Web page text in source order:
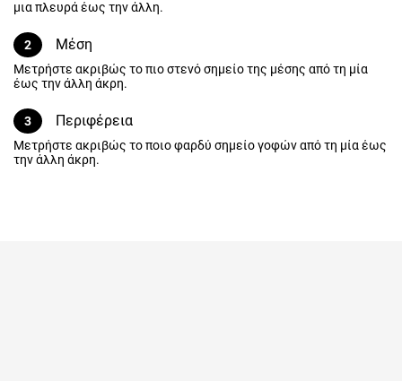
μια πλευρά έως την άλλη.
2 Μέση
Μετρήστε ακριβώς το πιο στενό σημείο της μέσης από τη μία
έως την άλλη άκρη.
3 Περιφέρεια
Μετρήστε ακριβώς το ποιο φαρδύ σημείο γοφών από τη μία έως
την άλλη άκρη.